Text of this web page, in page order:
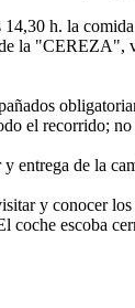
h. la
la "CEREZA",
el recorrido;
entrega de la
y conocer
escoba